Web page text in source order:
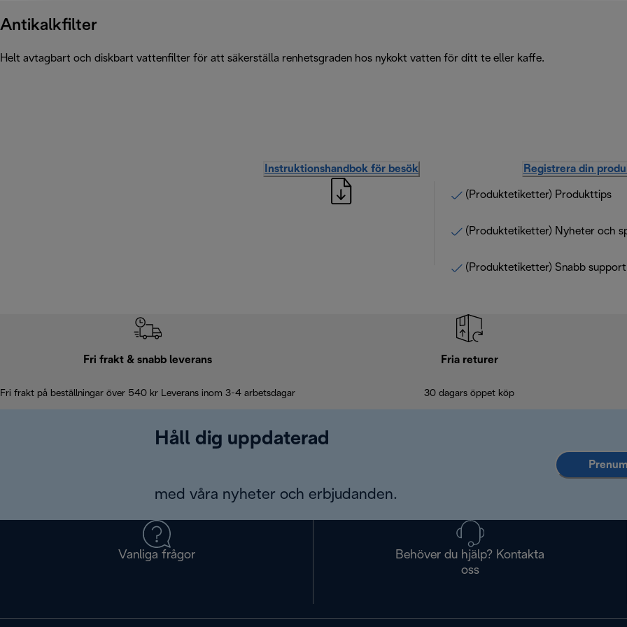
Antikalkfilter
Helt avtagbart och diskbart vattenfilter för att säkerställa renhetsgraden hos nykokt vatten för ditt te eller kaffe.
Instruktionshandbok för besök Registrera din
(Produktetiketter) Produkttips
(Produktetiketter) Nyheter och
(Produktetiketter) Snabb support
Fri frakt & snabb leverans
Fri frakt på beställningar över 540 kr Leverans inom 3-4 arbetsdagar
Fria returer
30 dagars öppet köp
Håll dig uppdaterad
med våra nyheter och erbjudanden.
Vanliga frågor
Behöver du hjälp? Kontakta
oss